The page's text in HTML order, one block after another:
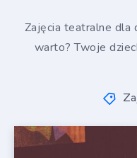
Zajęcia teatralne dla
warto? Twoje